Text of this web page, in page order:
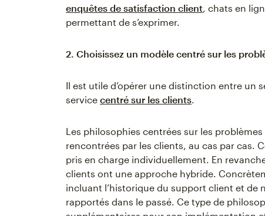
enquêtes de satisfaction client, chats en
permettant de s’exprimer.
2. Choisissez un modèle centré sur les
Il est utile d’opérer une distinction entre un
service centré sur les clients.
Les philosophies centrées sur les
rencontrées par les clients, au cas par cas.
pris en charge individuellement. En
clients ont une approche hybride.
incluant l’historique du support client et de
rapportés dans le passé. Ce type de